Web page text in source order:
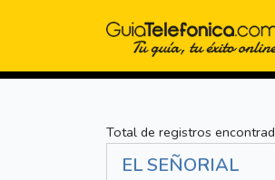
Total de registros
EL SEÑORIAL